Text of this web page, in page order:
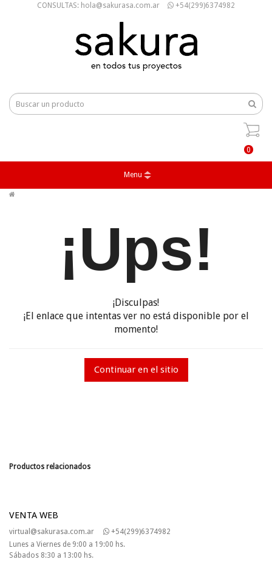
CONSULTAS: hola@sakurasa.com.ar +54(299)6374982
0
Menu
¡Ups!
¡Disculpas!
¡El enlace que intentas ver no está disponible por el
momento!
Continuar en el sitio
Productos relacionados
VENTA WEB
virtual@sakurasa.com.ar
+54(299)6374982
Lunes a Viernes de 9:00 a 19:00 hs.
Sábados 8:30 a 13:00 hs.